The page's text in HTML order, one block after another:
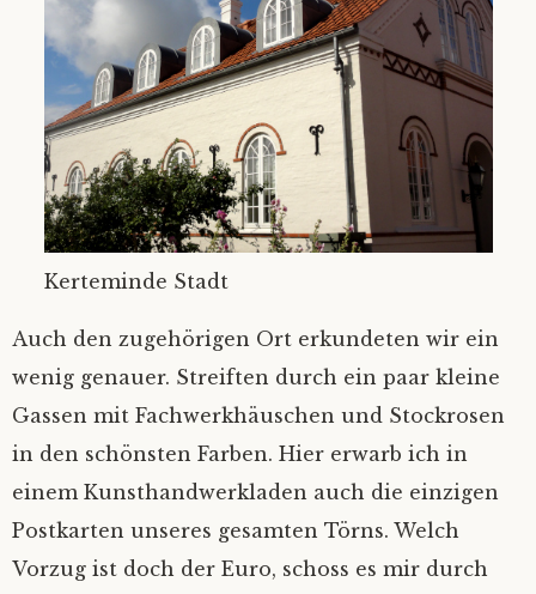
Kerteminde Stadt
Auch den zugehörigen Ort erkundeten wir ein
wenig genauer. Streiften durch ein paar kleine
Gassen mit Fachwerkhäuschen und Stockrosen
in den schönsten Farben. Hier erwarb ich in
einem Kunsthandwerkladen auch die einzigen
Postkarten unseres gesamten Törns. Welch
Vorzug ist doch der Euro, schoss es mir durch